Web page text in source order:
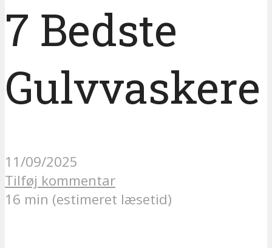
7 Bedste
Gulvvaskere
11/09/2025
Tilføj kommentar
16 min (estimeret læsetid)